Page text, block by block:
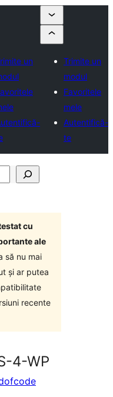
un
Trimite un
modul
Favoritele
mele
Autentifică-
te
cu
ale
să nu mai
și ar putea
recente
4-WP